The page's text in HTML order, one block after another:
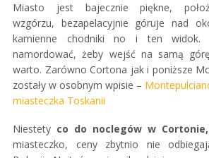
Miasto jest bajecznie piękne,
wzgórzu, bezapelacyjnie góruje nad
kamienne chodniki no i ten widok.
namordować, żeby wejść na samą
warto. Zarówno Cortona jak i poniższe
zostały w osobnym wpisie –
miasteczka Toskanii
Niestety co do noclegów w Cortonie,
miasteczko, ceny zbytnio nie